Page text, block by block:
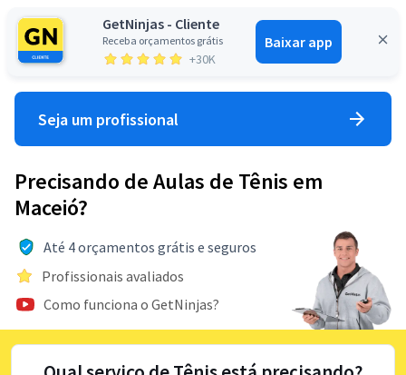
GetNinjas - Cliente
Receba orçamentos grátis
+30K
Baixar app
Entrar
Seja um profissional
Precisando de Aulas de Tênis em
Maceió?
Até 4 orçamentos grátis e seguros
Profissionais avaliados
Como funciona o GetNinjas?